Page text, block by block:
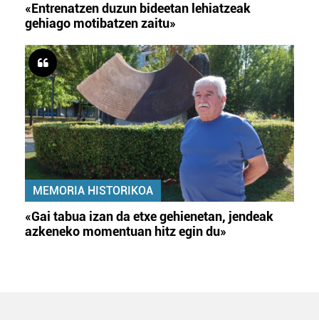
«Entrenatzen duzun bideetan lehiatzeak
gehiago motibatzen zaitu»
MEMORIA HISTORIKOA
«Gai tabua izan da etxe gehienetan, jendeak
azkeneko momentuan hitz egin du»